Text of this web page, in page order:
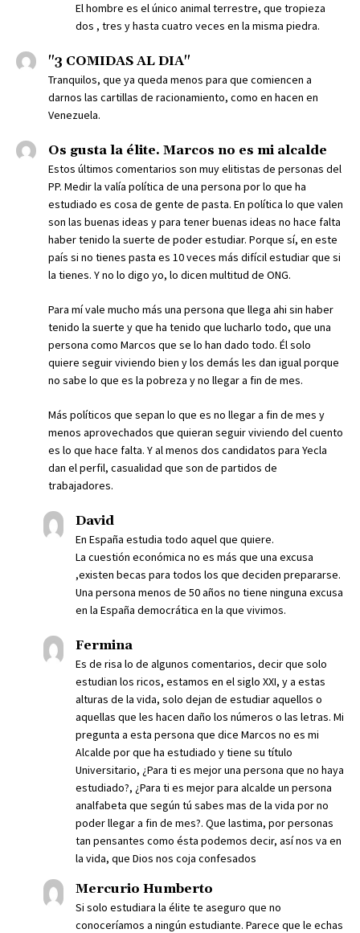
El hombre es el único animal terrestre, que tropieza
dos , tres y hasta cuatro veces en la misma piedra.
"3 COMIDAS AL DIA"
Tranquilos, que ya queda menos para que comiencen a
darnos las cartillas de racionamiento, como en hacen en
Venezuela.
Os gusta la élite. Marcos no es mi alcalde
Estos últimos comentarios son muy elitistas de personas del
PP. Medir la valía política de una persona por lo que ha
estudiado es cosa de gente de pasta. En política lo que valen
son las buenas ideas y para tener buenas ideas no hace falta
haber tenido la suerte de poder estudiar. Porque sí, en este
país si no tienes pasta es 10 veces más difícil estudiar que si
la tienes. Y no lo digo yo, lo dicen multitud de ONG.
Para mí vale mucho más una persona que llega ahi sin haber
tenido la suerte y que ha tenido que lucharlo todo, que una
persona como Marcos que se lo han dado todo. Él solo
quiere seguir viviendo bien y los demás les dan igual porque
no sabe lo que es la pobreza y no llegar a fin de mes.
Más políticos que sepan lo que es no llegar a fin de mes y
menos aprovechados que quieran seguir viviendo del cuento
es lo que hace falta. Y al menos dos candidatos para Yecla
dan el perfil, casualidad que son de partidos de
trabajadores.
David
En España estudia todo aquel que quiere.
La cuestión económica no es más que una excusa
,existen becas para todos los que deciden prepararse.
Una persona menos de 50 años no tiene ninguna excusa
en la España democrática en la que vivimos.
Fermina
Es de risa lo de algunos comentarios, decir que solo
estudian los ricos, estamos en el siglo XXI, y a estas
alturas de la vida, solo dejan de estudiar aquellos o
aquellas que les hacen daño los números o las letras. Mi
pregunta a esta persona que dice Marcos no es mi
Alcalde por que ha estudiado y tiene su título
Universitario, ¿Para ti es mejor una persona que no haya
estudiado?, ¿Para ti es mejor para alcalde un persona
analfabeta que según tú sabes mas de la vida por no
poder llegar a fin de mes?. Que lastima, por personas
tan pensantes como ésta podemos decir, así nos va en
la vida, que Dios nos coja confesados
Mercurio Humberto
Si solo estudiara la élite te aseguro que no
conoceríamos a ningún estudiante. Parece que le echas